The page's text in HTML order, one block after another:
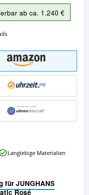
ab ca. 1.240 €
für JUNGHANS
Rosé
Langlebige Materialien